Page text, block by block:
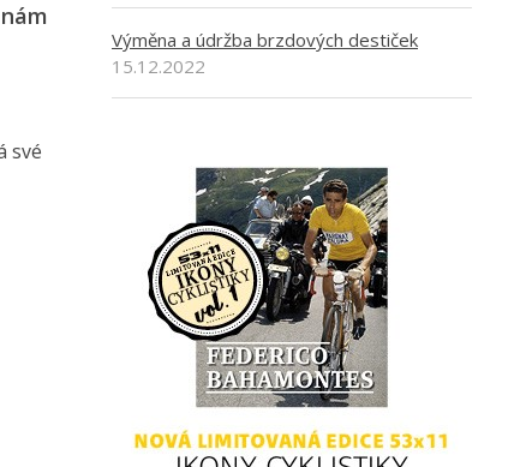
své
Výměna a údržba brzdových destiček
15.12.2022